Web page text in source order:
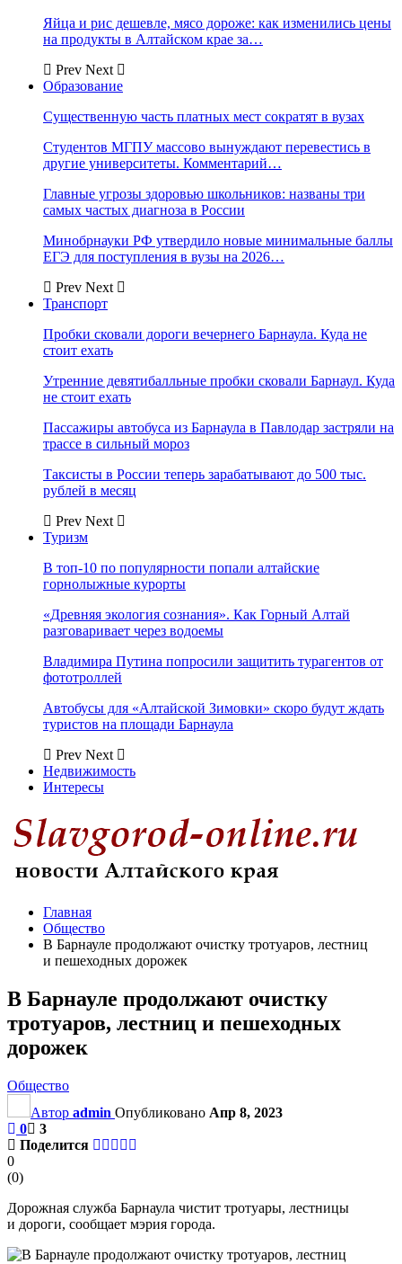
Яйца и рис дешевле, мясо дороже: как изменились цены
на продукты в Алтайском крае за…
Prev Next
Образование
Существенную часть платных мест сократят в вузах
Студентов МГПУ массово вынуждают перевестись в
другие университеты. Комментарий…
Главные угрозы здоровью школьников: названы три
самых частых диагноза в России
Минобрнауки РФ утвердило новые минимальные баллы
ЕГЭ для поступления в вузы на 2026…
Prev Next
Транспорт
Пробки сковали дороги вечернего Барнаула. Куда не
стоит ехать
Утренние девятибалльные пробки сковали Барнаул. Куда
не стоит ехать
Пассажиры автобуса из Барнаула в Павлодар застряли на
трассе в сильный мороз
Таксисты в России теперь зарабатывают до 500 тыс.
рублей в месяц
Prev Next
Туризм
В топ-10 по популярности попали алтайские
горнолыжные курорты
«Древняя экология сознания». Как Горный Алтай
разговаривает через водоемы
Владимира Путина попросили защитить турагентов от
фототроллей
Автобусы для «Алтайской Зимовки» скоро будут ждать
туристов на площади Барнаула
Prev Next
Недвижимость
Интересы
Главная
Общество
В Барнауле продолжают очистку тротуаров, лестниц
и пешеходных дорожек
В Барнауле продолжают очистку
тротуаров, лестниц и пешеходных
дорожек
Общество
Автор admin Опубликовано Апр 8, 2023
0
3
Поделится
0
(0)
Дорожная служба Барнаула чистит тротуары, лестницы
и дороги, сообщает мэрия города.